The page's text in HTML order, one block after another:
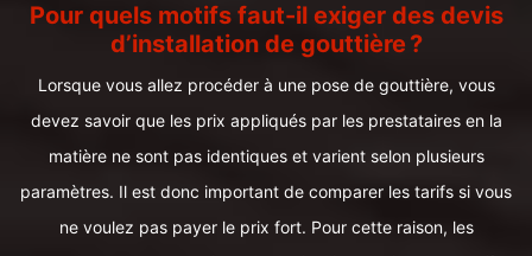
Pour quels motifs faut-il exiger des devis
d’installation de gouttière ?
Lorsque vous allez procéder à une pose de gouttière, vous
devez savoir que les prix appliqués par les prestataires en la
matière ne sont pas identiques et varient selon plusieurs
paramètres. Il est donc important de comparer les tarifs si vous
ne voulez pas payer le prix fort. Pour cette raison, les